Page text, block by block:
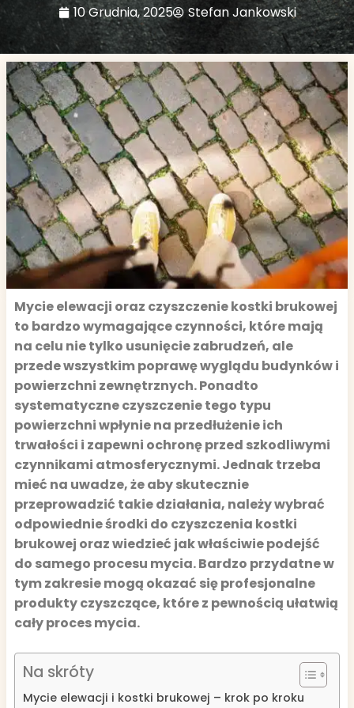
10 Grudnia, 2025 Stefan Jankowski
Mycie elewacji oraz czyszczenie kostki brukowej
to bardzo wymagające czynności, które mają
na celu nie tylko usunięcie zabrudzeń, ale
przede wszystkim poprawę wyglądu budynków i
powierzchni zewnętrznych. Ponadto
systematyczne czyszczenie tego typu
powierzchni wpłynie na przedłużenie ich
trwałości i zapewni ochronę przed szkodliwymi
czynnikami atmosferycznymi. Jednak trzeba
mieć na uwadze, że aby skutecznie
przeprowadzić takie działania, należy wybrać
odpowiednie środki do czyszczenia kostki
brukowej oraz wiedzieć jak właściwie podejść
do samego procesu mycia. Bardzo przydatne w
tym zakresie mogą okazać się profesjonalne
produkty czyszczące, które z pewnością ułatwią
cały proces mycia.
Na skróty
Mycie elewacji i kostki brukowej – krok po kroku